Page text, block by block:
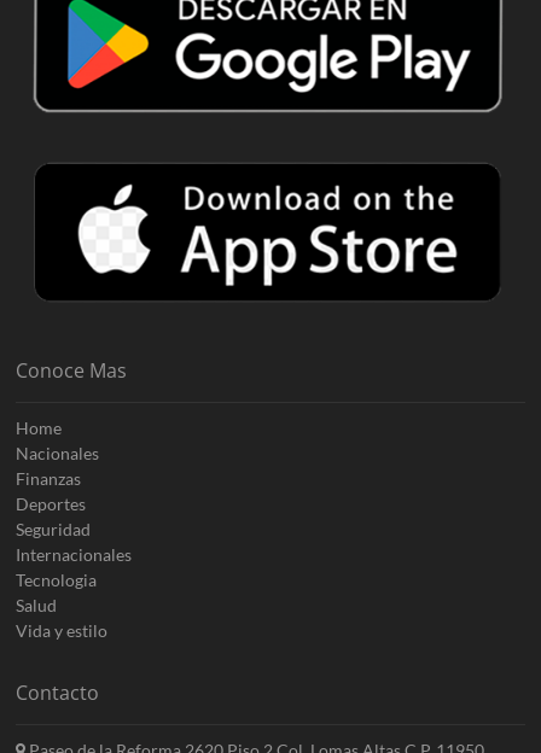
Conoce Mas
Home
Nacionales
Finanzas
Deportes
Seguridad
Internacionales
Tecnologia
Salud
Vida y estilo
Contacto